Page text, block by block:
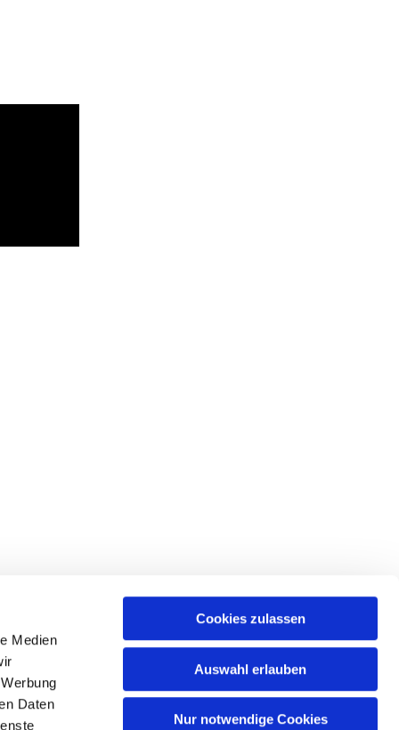
Medien
Daten
Cookies zulassen
Auswahl erlauben
Nur notwendige Cookies